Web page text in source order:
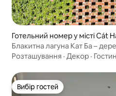
Готельний номер у місті Cát
Блакитна лагуна Кат Ба –
Розташування · Декор ·
Вибір гостей
Вибір гостей